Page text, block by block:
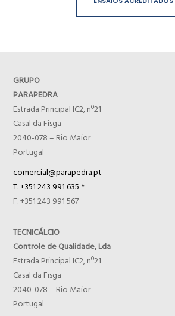
GRUPO
PARAPEDRA
Estrada Principal IC2, nº21
Casal da Fisga
2040-078 – Rio Maior
Portugal
comercial@parapedra.pt
T. +351 243 991 635 *
F. +351 243 991 567
TECNICÁLCIO
Controle de Qualidade, Lda
Estrada Principal IC2, nº21
Casal da Fisga
2040-078 – Rio Maior
Portugal